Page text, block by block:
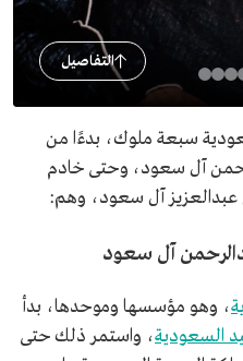
التفاصيل
سبعة ملوك، بدءًا من
آل سعود، وحتى خادم
عبدالعزيز آل سعود، وهم:
آل سعود
، وهو مؤسسها وموحدها، بدأ
السعودية، واستمر ذلك حتى